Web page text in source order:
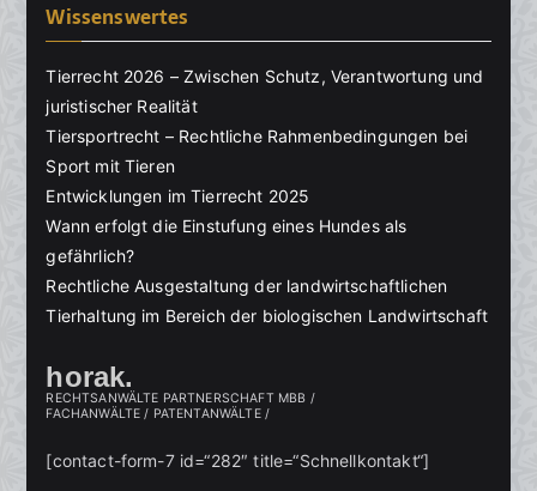
Wissenswertes
Tierrecht 2026 – Zwischen Schutz, Verantwortung und
juristischer Realität
Tiersportrecht – Rechtliche Rahmenbedingungen bei
Sport mit Tieren
Entwicklungen im Tierrecht 2025
Wann erfolgt die Einstufung eines Hundes als
gefährlich?
Rechtliche Ausgestaltung der landwirtschaftlichen
Tierhaltung im Bereich der biologischen Landwirtschaft
horak.
RECHTSANWÄLTE PARTNERSCHAFT MBB /
FACHANWÄLTE / PATENTANWÄLTE /
[contact-form-7 id=“282″ title=“Schnellkontakt“]